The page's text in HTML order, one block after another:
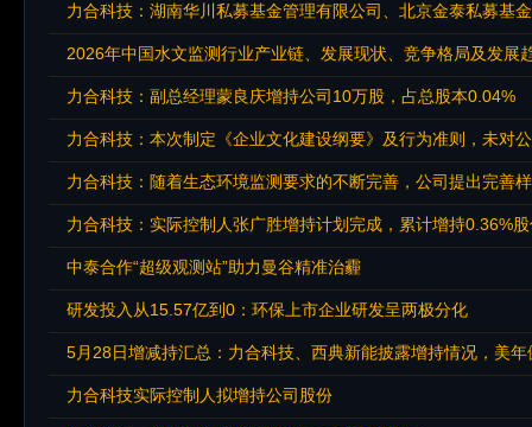
力合科技：湖南华川私募基金管理有限公司、北京金泰私募基
2026年中国水文监测行业产业链、发展现状、竞争格局及发
力合科技：副总经理蒙良庆增持公司10万股，占总股本0.04%
力合科技：本次制定《企业文化建设纲要》及行为准则，未对
力合科技：随着生态环境监测要求的不断完善，公司提出完善
力合科技：实际控制人张广胜增持计划完成，累计增持0.36%
中泰合作“超级观测站”助力曼谷精准治霾
研发投入从15.57亿到0：环保上市企业研发呈两极分化
5月28日增减持汇总：力合科技、西典新能披露增持情况，美
力合科技实际控制人拟增持公司股份